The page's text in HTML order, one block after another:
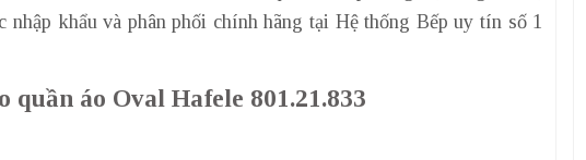
nhập khẩu và phân phối chính hãng tại Hệ thống Bếp uy tín số 1
áo Oval Hafele 801.21.833